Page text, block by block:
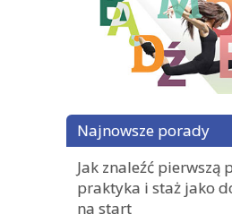
Najnowsze porady
Jak znaleźć pierwszą
praktyka i staż jako
na start